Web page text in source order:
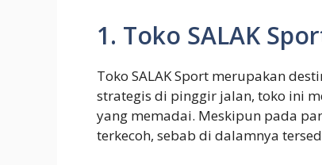
1. Toko SALAK
Toko SALAK Sport merupakan
strategis di pinggir jalan, toko ini
yang memadai. Meskipun pada
terkecoh, sebab di dalamnya